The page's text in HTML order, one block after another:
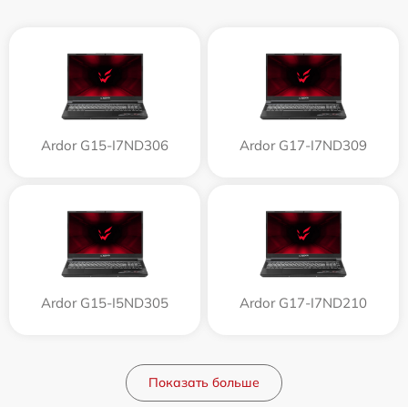
Ardor G15-I7ND306 Ardor G17-I7ND309
Ardor G15-I5ND305 Ardor G17-I7ND210
Показать больше